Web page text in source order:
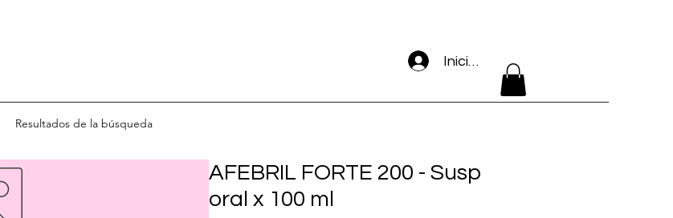
Resultados de la búsqueda
Iniciar sesión
AFEBRIL FORTE 200 - Susp
oral x 100 ml